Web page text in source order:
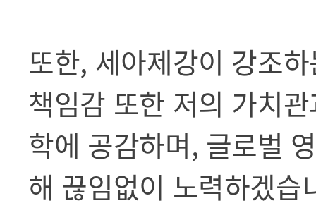
또한, 세아제강이 강조
책임감 또한 저의 가치
학에 공감하며, 글로벌
해 끊임없이 노력하겠습